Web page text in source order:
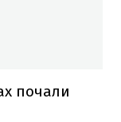
почали